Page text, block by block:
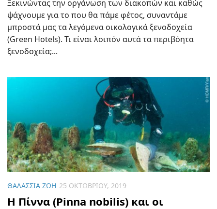
Ξεκινώντας την οργάνωση των διακοπών και καθώς
ψάχνουμε για το που θα πάμε φέτος, συναντάμε
μπροστά μας τα λεγόμενα οικολογικά ξενοδοχεία
(Green Hotels). Τι είναι λοιπόν αυτά τα περιβόητα
ξενοδοχεία;...
ΘΑΛΆΣΣΙΑ ΖΩΉ 25 ΟΚΤΩΒΡΊΟΥ, 2019
Η Πίννα (Pinna nobilis) και οι